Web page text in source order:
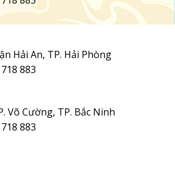
Hải An, TP. Hải Phòng
883
Võ Cường, TP. Bắc Ninh
883